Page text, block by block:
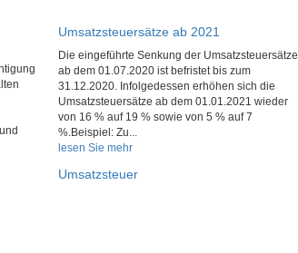
Umsatzsteuersätze ab 2021
Die eingeführte Senkung der Umsatzsteuersätze
ab dem 01.07.2020 ist befristet bis zum
31.12.2020. Infolgedessen erhöhen sich die
Umsatzsteuersätze ab dem 01.01.2021 wieder
von 16 % auf 19 % sowie von 5 % auf 7
%.Beispiel: Zu...
lesen Sie mehr
Umsatzsteuer